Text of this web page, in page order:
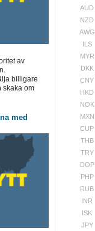
av
billigare
skaka om
med
AUD
NZD
AWG
ILS
MYR
DKK
CNY
HKD
NOK
MXN
CUP
THB
TRY
DOP
PHP
RUB
INR
ISK
JPY